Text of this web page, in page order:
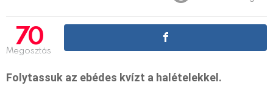
70
Megosztás
Folytassuk az ebédes kvízt a halételekkel.